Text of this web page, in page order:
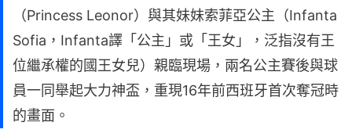
（Princess Leonor）與其妹妹索菲亞公主（Infanta
Sofia，Infanta譯「公主」或「王女」，泛指沒有王
位繼承權的國王女兒）親臨現場，兩名公主賽後與球
員一同舉起大力神盃，重現16年前西班牙首次奪冠時
的畫面。